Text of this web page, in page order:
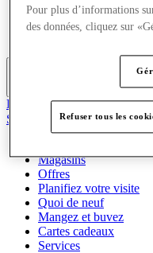
Mangez et buvez
Cartes cadeaux
Le Club
Sauvé
Magasins
Offres
Planifiez votre visite
Quoi de neuf
Mangez et buvez
Cartes cadeaux
Services
Pour plus d’informations
des données, cliquez sur
Refuser tous les